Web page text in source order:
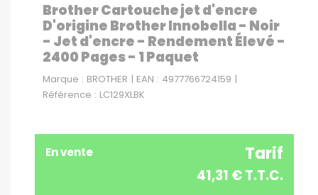
Brother Cartouche jet d'encre
D'origine Brother Innobella - Noir
- Jet d'encre - Rendement Élevé -
2400 Pages - 1 Paquet
Marque : BROTHER | EAN : 4977766724159 |
Référence : LC129XLBK
En vente Tarif
41,31 € T.T.C.